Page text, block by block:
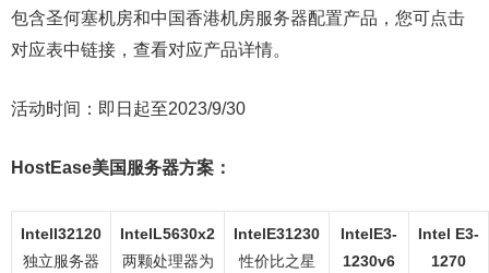
包含圣何塞机房和中国香港机房服务器配置产品，您可点击
对应表中链接，查看对应产品详情。
活动时间：即日起至2023/9/30
HostEase美国服务器方案：
IntelI32120
独立服务器
IntelL5630x2
两颗处理器为
IntelE31230
性价比之星
IntelE3-
1230v6
Intel E3-
1270